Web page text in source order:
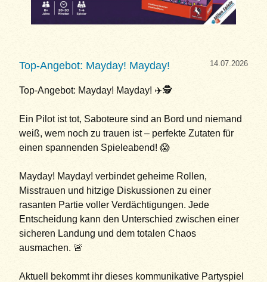
Top-Angebot: Mayday! Mayday! 14.07.2026
Top-Angebot: Mayday! Mayday! ✈️🕵️
Ein Pilot ist tot, Saboteure sind an Bord und niemand
weiß, wem noch zu trauen ist – perfekte Zutaten für
einen spannenden Spieleabend! 😱
Mayday! Mayday! verbindet geheime Rollen,
Misstrauen und hitzige Diskussionen zu einer
rasanten Partie voller Verdächtigungen. Jede
Entscheidung kann den Unterschied zwischen einer
sicheren Landung und dem totalen Chaos
ausmachen. 🚨
Aktuell bekommt ihr dieses kommunikative Partyspiel